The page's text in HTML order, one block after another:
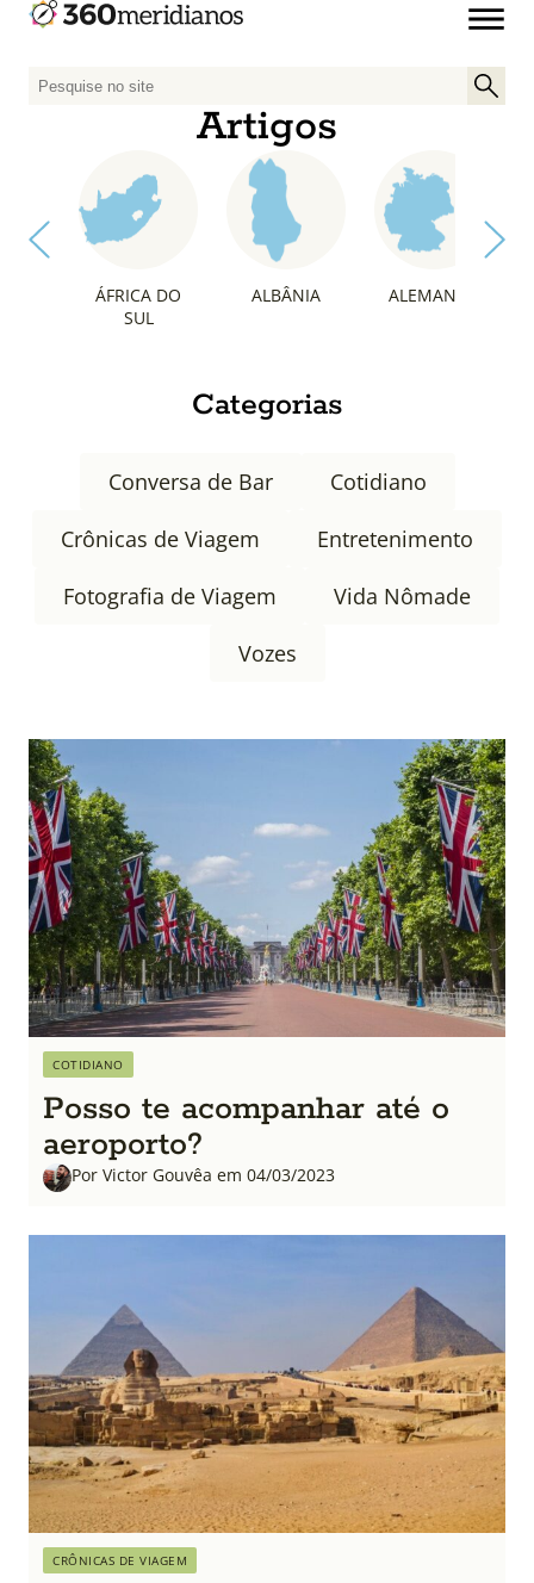
P
s
Artigos
ÁFRICA DO
SUL
ALBÂNIA ALEMANHA
Categorias
Conversa de Bar
Cotidiano
Crônicas de Viagem
Entretenimento
Fotografia de Viagem
Vida Nômade
Vozes
COTIDIANO
Posso te acompanhar até o
aeroporto?
Por Victor Gouvêa em 04/03/2023
CRÔNICAS DE VIAGEM